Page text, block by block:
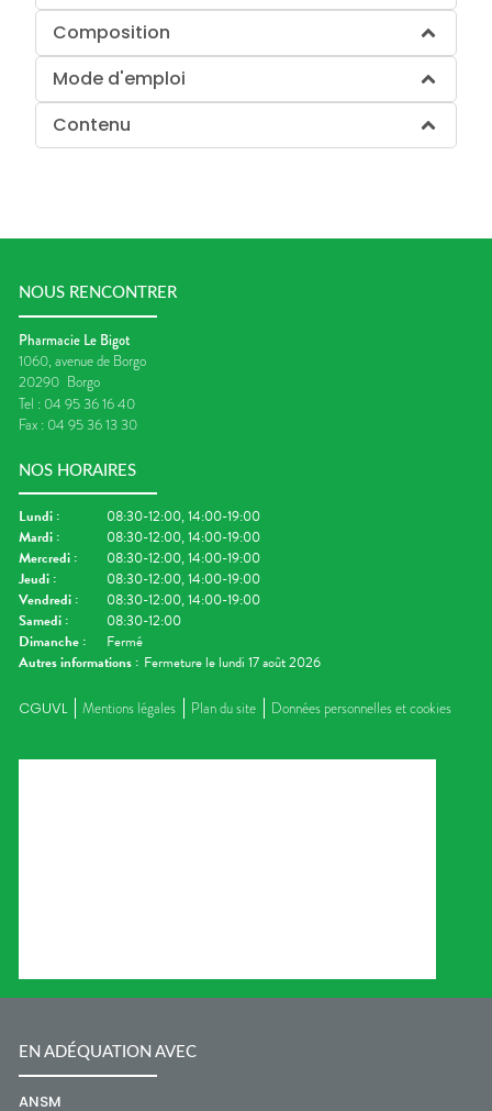
Composition
Mode d'emploi
Contenu
NOUS RENCONTRER
Pharmacie Le Bigot
1060, avenue de Borgo
20290 Borgo
Tel : 04 95 36 16 40
Fax : 04 95 36 13 30
NOS HORAIRES
Lundi :
08:30-12:00, 14:00-19:00
Mardi :
08:30-12:00, 14:00-19:00
Mercredi :
08:30-12:00, 14:00-19:00
Jeudi :
08:30-12:00, 14:00-19:00
Vendredi :
08:30-12:00, 14:00-19:00
Samedi :
08:30-12:00
Dimanche :
Fermé
Autres informations : Fermeture le lundi 17 août 2026
CGUVL Mentions légales Plan du site Données personnelles et cookies
EN ADÉQUATION AVEC
ANSM